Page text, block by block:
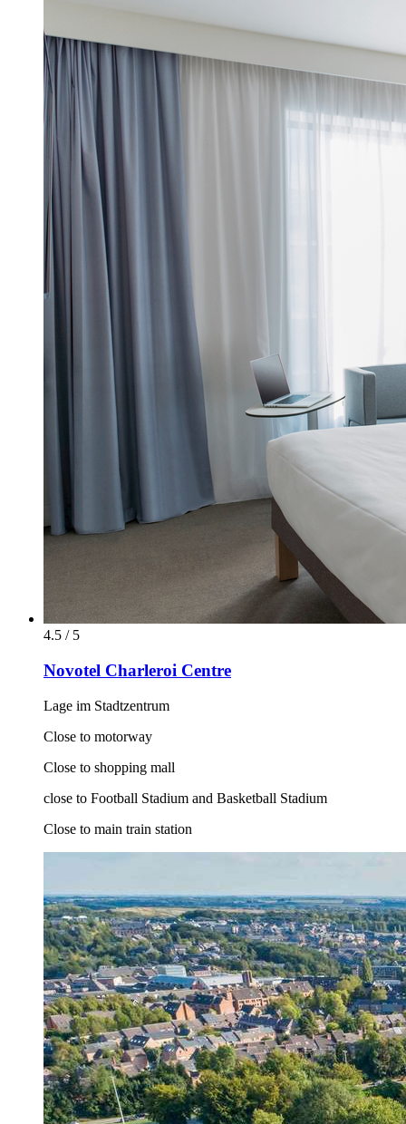
4.5 / 5
Novotel Charleroi Centre
Lage im Stadtzentrum
Close to motorway
Close to shopping mall
close to Football Stadium and Basketball Stadium
Close to main train station